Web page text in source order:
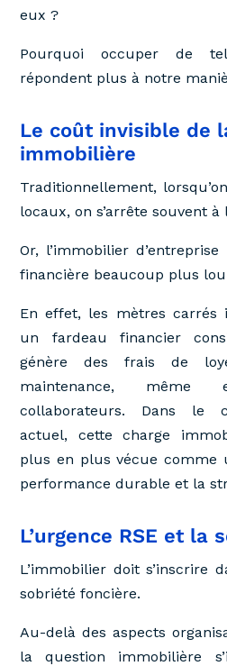
eux ?
Pourquoi occuper de
répondent plus à notre
Le coût invisible de
immobilière
Traditionnellement,
locaux, on s’arrête souvent
Or, l’immobilier
financière beaucoup plus
En effet, les mètres carrés
un fardeau financier
génère des frais de
maintenance, même
collaborateurs. Dans le
actuel, cette charge
plus en plus vécue comme
performance durable et la
L’urgence RSE et la
L’immobilier doit s’inscrire
sobriété foncière.
Au-delà des aspects
la question immobilière